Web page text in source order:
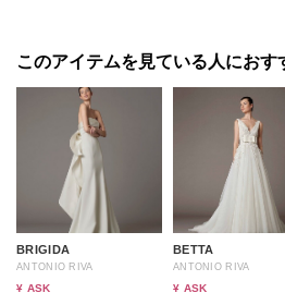
このアイテムを見ている人におす
BRIGIDA
ANTONIO RIVA
¥ ASK
BETTA
ANTONIO RIVA
¥ ASK